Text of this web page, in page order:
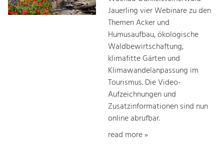
Jauerling vier Webinare zu den
Themen Acker und
Humusaufbau, ökologische
Waldbewirtschaftung,
klimafitte Gärten und
Klimawandelanpassung im
Tourismus. Die Video-
Aufzeichnungen und
Zusatzinformationen sind nun
online abrufbar.
read more »